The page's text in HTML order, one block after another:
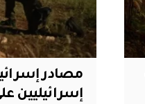
مصادر
إسرائيليين